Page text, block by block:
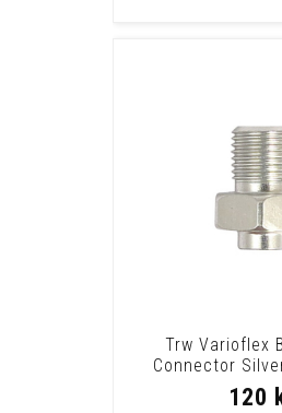
Trw Varioflex
Connector
Universal
120